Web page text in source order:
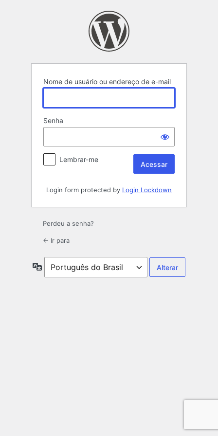
Nome de usuário ou endereço de e-mail
Senha
Lembrar-me
Login form protected by Login Lockdown
Perdeu a senha?
← Ir para
Idioma